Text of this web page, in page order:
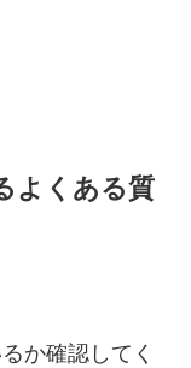
よくある質
か確認してく